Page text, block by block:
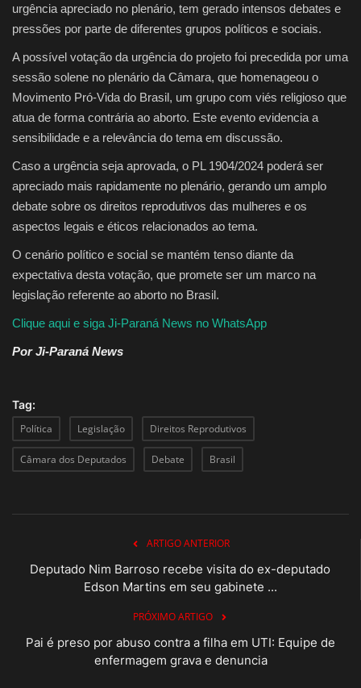
urgência apreciado no plenário, tem gerado intensos debates e
pressões por parte de diferentes grupos políticos e sociais.
A possível votação da urgência do projeto foi precedida por uma
sessão solene no plenário da Câmara, que homenageou o
Movimento Pró-Vida do Brasil, um grupo com viés religioso que
atua de forma contrária ao aborto. Este evento evidencia a
sensibilidade e a relevância do tema em discussão.
Caso a urgência seja aprovada, o PL 1904/2024 poderá ser
apreciado mais rapidamente no plenário, gerando um amplo
debate sobre os direitos reprodutivos das mulheres e os
aspectos legais e éticos relacionados ao tema.
O cenário político e social se mantém tenso diante da
expectativa desta votação, que promete ser um marco na
legislação referente ao aborto no Brasil.
Clique aqui e siga Ji-Paraná News no WhatsApp
Por Ji-Paraná News
Tag:
Política
Legislação Direitos Reprodutivos
Câmara dos Deputados Debate Brasil
ARTIGO ANTERIOR
Deputado Nim Barroso recebe visita do ex-deputado
Edson Martins em seu gabinete ...
PRÓXIMO ARTIGO
Pai é preso por abuso contra a filha em UTI: Equipe de
enfermagem grava e denuncia